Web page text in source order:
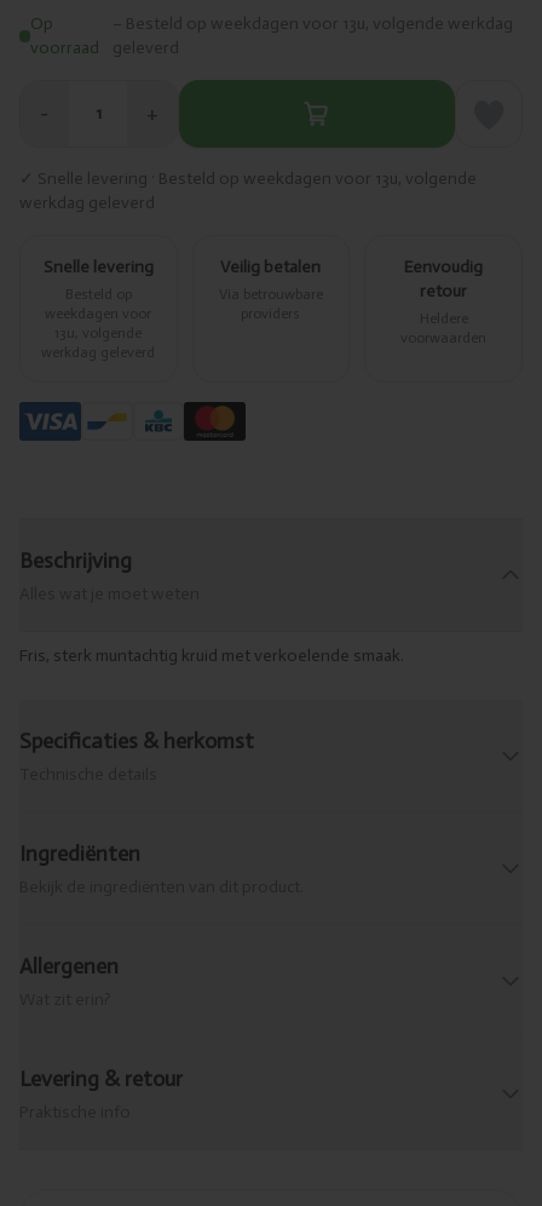
Op
voorraad
– Besteld op weekdagen voor 13u, volgende werkdag
geleverd
− 1 +
✓ Snelle levering · Besteld op weekdagen voor 13u, volgende
werkdag geleverd
Snelle levering
Besteld op
weekdagen voor
13u, volgende
werkdag geleverd
Veilig betalen
Via betrouwbare
providers
Eenvoudig
retour
Heldere
voorwaarden
Beschrijving
Fris, sterk muntachtig kruid met verkoelende smaak.
Specificaties & herkomst
Ingrediënten
Allergenen
Levering & retour